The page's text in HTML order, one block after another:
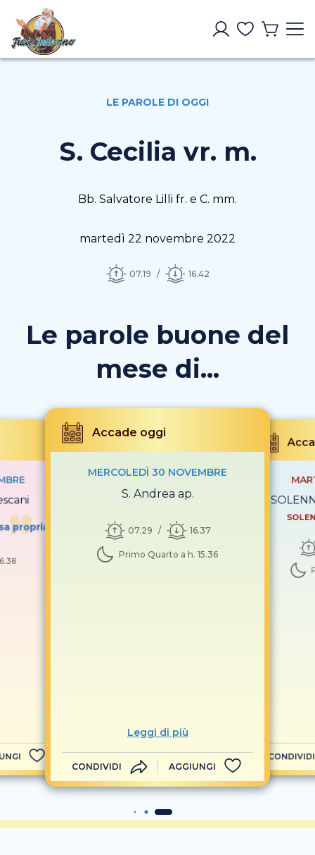
LE PAROLE DI OGGI
S. Cecilia vr. m.
Bb. Salvatore Lilli fr. e C. mm.
martedì 22 novembre 2022
07.19 16.42
Le parole buone del
mese di...
propria
Accade oggi
MERCOLEDÌ 30 NOVEMBRE
S. Andrea ap.
07.29 16.37
Primo Quarto a h. 15.36
Leggi di più
CONDIVIDI AGGIUNGI
CONDIVIDI